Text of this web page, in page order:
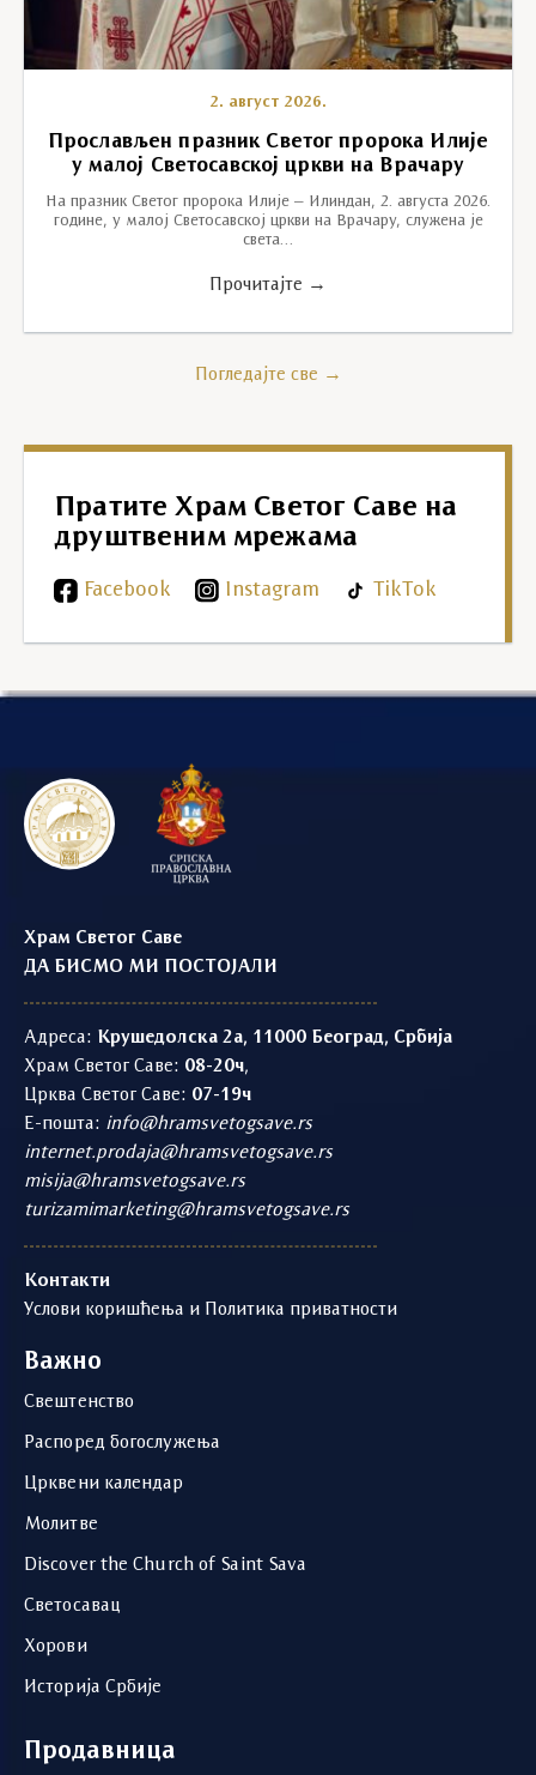
2. август 2026.
Прослављен празник Светог пророка Илије
у малој Светосавској цркви на Врачару
На празник Светог пророка Илије – Илиндан, 2. августа 2026.
године, у малој Светосавској цркви на Врачару, служена је
света…
Прочитајте →
Погледајте све →
Пратите Храм Светог Саве на
друштвеним мрежама
Facebook Instagram TikTok
Храм Светог Саве
ДА БИСМО МИ ПОСТОЈАЛИ
Адреса: Крушедолска 2а, 11000 Београд, Србија
Храм Светог Саве: 08-20ч,
Црква Светог Саве: 07-19ч
Е-пошта: info@hramsvetogsave.rs
internet.prodaja@hramsvetogsave.rs
misija@hramsvetogsave.rs
turizamimarketing@hramsvetogsave.rs
Контакти
Услови коришћења и Политика приватности
Важно
Свештенство
Распоред богослужења
Црквени календар
Молитве
Discover the Church of Saint Sava
Светосавац
Хорови
Историја Србије
Продавница